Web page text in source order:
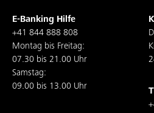
E-Banking Hilfe
+41 844 888 808
Montag bis Freitag:
07.30 bis 21.00 Uhr
Samstag:
09.00 bis 13.00 Uhr